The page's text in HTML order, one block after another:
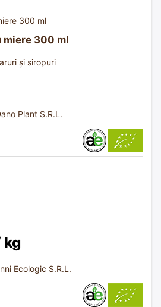
miere 300 ml
și siropuri
Plant S.R.L.
kg
Ecologic S.R.L.